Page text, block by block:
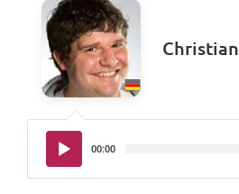
Christian
Audio-
Player
00:00